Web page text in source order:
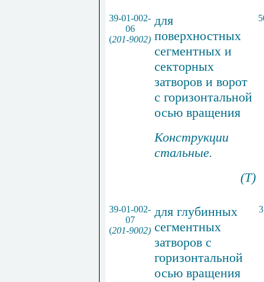
39-01-002-
06
(201-9002)
для
поверхностных
сегментных и
секторных
затворов и ворот
с горизонтальной
осью вращения
Конструкции
стальные.
(Т)
39-01-002-
07
(201-9002)
для глубинных
сегментных
затворов с
горизонтальной
осью вращения